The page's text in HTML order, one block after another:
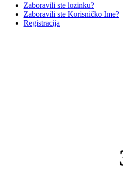
Zaboravili ste lozinku?
Zaboravili ste Korisničko Ime?
Registracija